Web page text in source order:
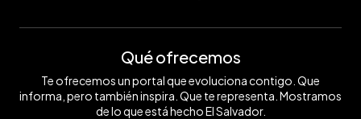
Qué ofrecemos
Te ofrecemos un portal que evoluciona contigo. Que
informa, pero también inspira. Que te representa. Mostramos
de lo que está hecho El Salvador.